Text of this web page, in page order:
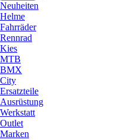
Neuheiten
Helme
Fahrräder
Rennrad
Kies
MTB
BMX
City
Ersatzteile
Ausrüstung
Werkstatt
Outlet
Marken